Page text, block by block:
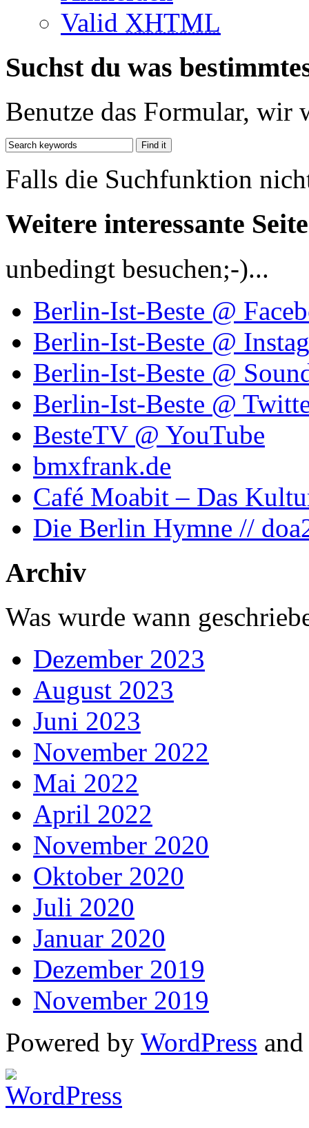
Valid XHTML
Suchst du was
Benutze das Formular, wir
Falls die Suchfunktion
Weitere interessante
unbedingt besuchen;-)...
Berlin-Ist-Beste @
Berlin-Ist-Beste @
Berlin-Ist-Beste @
Berlin-Ist-Beste @
BesteTV @ YouTube
bmxfrank.de
Café Moabit – Das
Die Berlin Hymne //
Archiv
Was wurde wann
Dezember 2023
August 2023
Juni 2023
November 2022
Mai 2022
April 2022
November 2020
Oktober 2020
Juli 2020
Januar 2020
Dezember 2019
November 2019
Powered by WordPress